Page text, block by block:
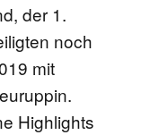
der 1.
noch
mit
Highlights